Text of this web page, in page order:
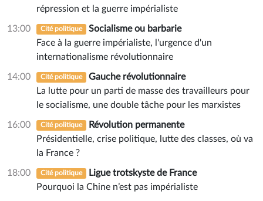
répression et la guerre impérialiste
13:00 Cité politique
Socialisme ou barbarie
Face à la guerre impérialiste, l'urgence d'un
internationalisme révolutionnaire
14:00 Cité politique
Gauche révolutionnaire
La lutte pour un parti de masse des travailleurs pour
le socialisme, une double tâche pour les marxistes
16:00 Cité politique
Révolution permanente
Présidentielle, crise politique, lutte des classes, où va
la France ?
18:00 Cité politique
Ligue trotskyste de France
Pourquoi la Chine n’est pas impérialiste